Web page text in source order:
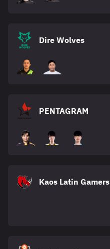
Dire Wolves
PENTAGRAM
Kaos Latin Gamers